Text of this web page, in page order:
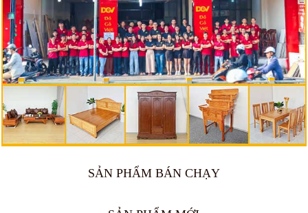
SẢN PHẨM BÁN CHẠY
🔥 Bán chạy 2026